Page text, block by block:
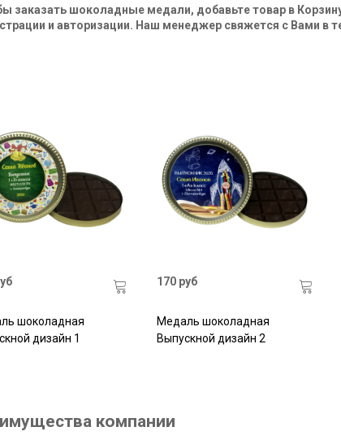
заказать шоколадные медали, добавьте товар в
и авторизации. Наш менеджер свяжется с Вами в
шоколадная
дизайн 1
170 руб
Медаль шоколадная
Выпускной дизайн 2
компании